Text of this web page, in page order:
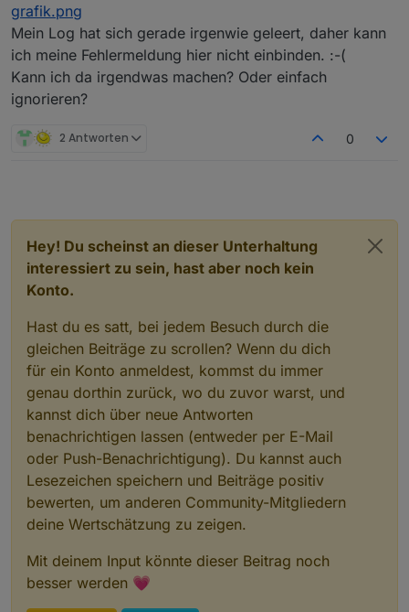
grafik.png
Mein Log hat sich gerade irgenwie geleert, daher kann
ich meine Fehlermeldung hier nicht einbinden. :-(
Kann ich da irgendwas machen? Oder einfach
ignorieren?
2 Antworten 0
Hey! Du scheinst an dieser Unterhaltung
interessiert zu sein, hast aber noch kein
Konto.
Hast du es satt, bei jedem Besuch durch die
gleichen Beiträge zu scrollen? Wenn du dich
für ein Konto anmeldest, kommst du immer
genau dorthin zurück, wo du zuvor warst, und
kannst dich über neue Antworten
benachrichtigen lassen (entweder per E-Mail
oder Push-Benachrichtigung). Du kannst auch
Lesezeichen speichern und Beiträge positiv
bewerten, um anderen Community-Mitgliedern
deine Wertschätzung zu zeigen.
Mit deinem Input könnte dieser Beitrag noch
besser werden 💗